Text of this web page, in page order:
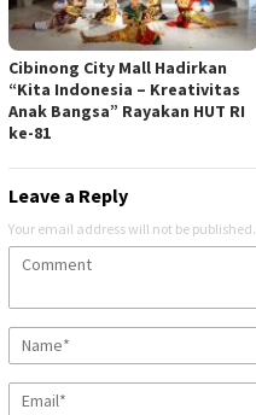
Cibinong City Mall Hadirkan
“Kita Indonesia – Kreativitas
Anak Bangsa” Rayakan HUT RI
ke-81
Leave a Reply
Your email address will not be published.